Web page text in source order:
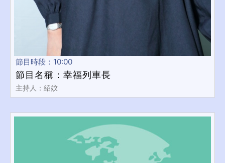
節目時段：10:00
節目名稱：幸福列車長
主持人：紹妏